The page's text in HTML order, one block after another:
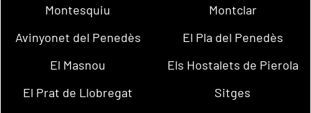
Montesquiu
Montclar
Avinyonet del Penedès
El Pla del Penedès
El Masnou
Els Hostalets de Pierola
El Prat de Llobregat
Sitges